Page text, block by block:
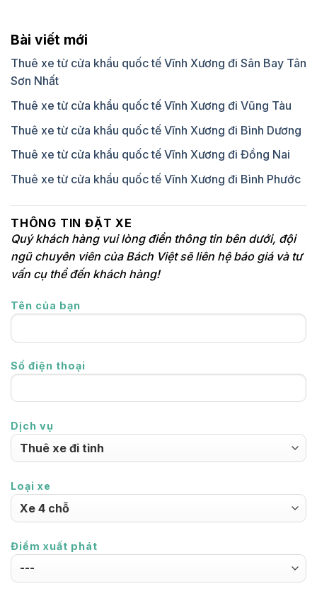
Bài viết mới
Thuê xe từ cửa khẩu quốc tế Vĩnh Xương đi Sân Bay Tân
Sơn Nhất
Thuê xe từ cửa khẩu quốc tế Vĩnh Xương đi Vũng Tàu
Thuê xe từ cửa khẩu quốc tế Vĩnh Xương đi Bình Dương
Thuê xe từ cửa khẩu quốc tế Vĩnh Xương đi Đồng Nai
Thuê xe từ cửa khẩu quốc tế Vĩnh Xương đi Bình Phước
THÔNG TIN ĐẶT XE
Quý khách hàng vui lòng điền thông tin bên dưới, đội
ngũ chuyên viên của Bách Việt sẽ liên hệ báo giá và tư
vấn cụ thể đến khách hàng!
Tên của bạn
Số điện thoại
Dịch vụ
Loại xe
Điểm xuất phát